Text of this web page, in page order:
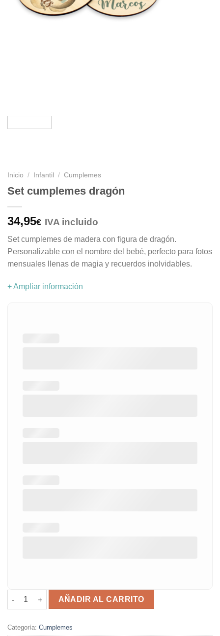
Inicio / Infantil / Cumplemes
Set cumplemes dragón
34,95€ IVA incluido
Set cumplemes de madera con figura de dragón.
Personalizable con el nombre del bebé, perfecto para fotos
mensuales llenas de magia y recuerdos inolvidables.
+ Ampliar información
Set cumplemes dragón cantidad
AÑADIR AL CARRITO
Categoría: Cumplemes